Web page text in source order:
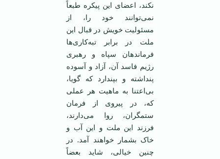
نکند، اعضای این پیکره طبعاً
نمی‌توانند خود را، از
مسئولیت خویش در قبال این
ملت در برابر تبه‌کاری‌ها
فرماندهان سپاه و رهبری
رژیم فاسد آن، آزاد و آسوده
پنداشته و بپندارد که گویا،
بی‌اعتنا به ماهیت هر عملی
که، در پیروی از فرمان
ستمگران، روا می‌دارند،
فرزند این ملت و این آب و
خاک بشمار خواهند آمد. در
چنین خیالی، شاید بعضاً